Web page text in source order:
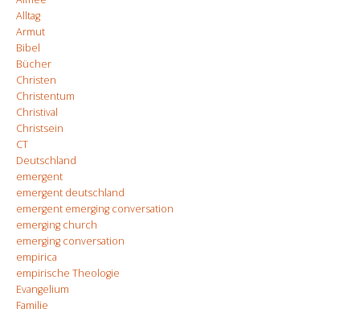
Alltag
Armut
Bibel
Bücher
Christen
Christentum
Christival
Christsein
CT
Deutschland
emergent
emergent deutschland
emergent emerging conversation
emerging church
emerging conversation
empirica
empirische Theologie
Evangelium
Familie